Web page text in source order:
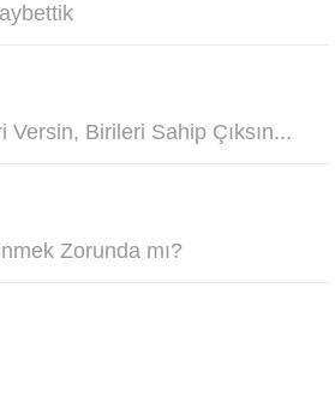
Versin, Birileri Sahip Çıksın...
Zorunda mı?